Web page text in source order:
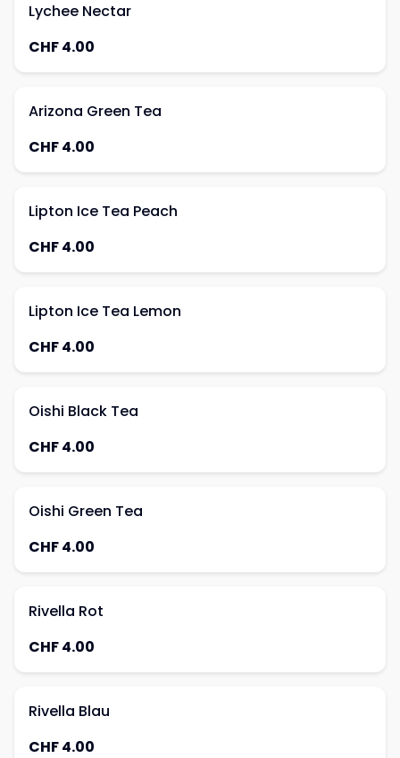
Lychee Nectar
CHF 4.00
Arizona Green Tea
CHF 4.00
Lipton Ice Tea Peach
CHF 4.00
Lipton Ice Tea Lemon
CHF 4.00
Oishi Black Tea
CHF 4.00
Oishi Green Tea
CHF 4.00
Rivella Rot
CHF 4.00
Rivella Blau
CHF 4.00